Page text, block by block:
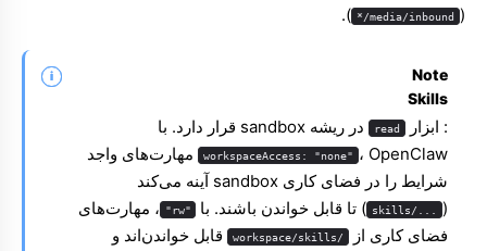
(
media/inbound/*
).
Note
Skills
: ابزار read در ریشه sandbox قرار دارد. با
workspaceAccess: "none" ، OpenClaw مهارت‌های واجد
شرایط را در فضای کاری sandbox آینه می‌کند
(
.../skills ) تا قابل خواندن باشند. با "rw"
، مهارت‌های
فضای کاری از
/workspace/skills
قابل خواندن‌اند و